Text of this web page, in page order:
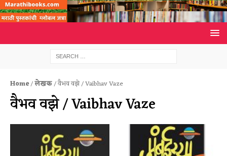
Home/लेखक/ वैभव वझे / Vaibhav Vaze
वैभव वझे / Vaibhav Vaze